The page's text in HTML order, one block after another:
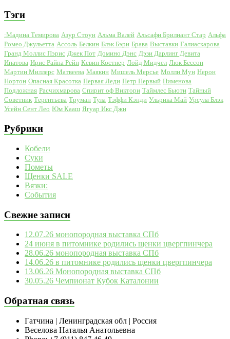
Тэги
:Мадина Темирова Азур Стоун Альма Валей Альсафи Брилиант Стар Альфа
Ромео Джульетта Ассоль Белкин Блэк Бэри Брава Выставки Галиаскарова
Гранд Моллис Пэрис Джек Пот Домино Дэнс Дэзи Дарлинг Девита
Ипатова Ирис Райна Рейн Кевин Костнер Лойд Мидчел Люк Бессон
Мартин Миллерс Матвеева Маякин Мишель Мерсье Молли Мун Нерон
Нортон Опасная Красотка Первая Леди Петр Первый Пименова
Подложная Расчихмарова Спирит оф Виктори Таймлес Бьюти Тайный
Советник Терентьева Труман Тула Тэффи Кэнди Ульрика Май Урсула Блэк
Усейн Сент Лео Юм Кааш Ягуар Икс Джи
Рубрики
Кобели
Суки
Пометы
Щенки SALE
Вязки:
События
Свежие записи
12.07.26 монопородная выставка СПб
24 июня в питомнике родились щенки цвергпинчера
28.06.26 монопородная выставка СПб
14.06.26 в питомнике родились щенки цвергпинчера
13.06.26 Монопородная выставка СПб
30.05.26 Чемпионат Кубок Каталонии
Обратная связь
Гатчина | Ленинградская обл | Россия
Веселова Наталья Анатольевна